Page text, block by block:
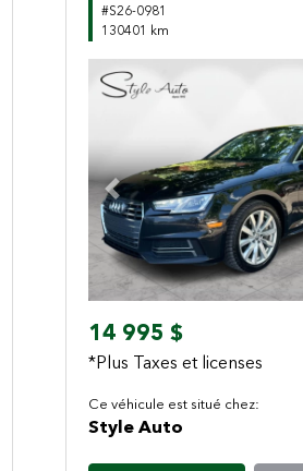
#S26-0981
130401 km
Previous
14 995 $
*Plus Taxes et licenses
Ce véhicule est situé chez:
Style Auto